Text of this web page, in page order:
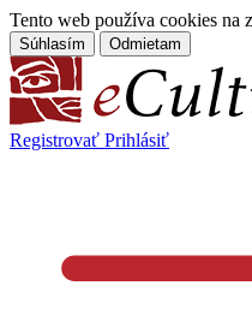
Tento web používa cookies na
Súhlasím Odmietam
Registrovať Prihlásiť